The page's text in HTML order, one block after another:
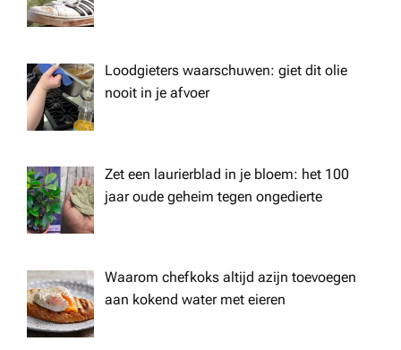
Loodgieters waarschuwen: giet dit olie
nooit in je afvoer
Zet een laurierblad in je bloem: het 100
jaar oude geheim tegen ongedierte
Waarom chefkoks altijd azijn toevoegen
aan kokend water met eieren